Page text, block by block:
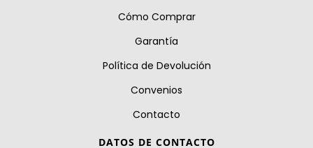
Cómo Comprar
Garantía
Política de Devolución
Convenios
Contacto
DATOS DE CONTACTO